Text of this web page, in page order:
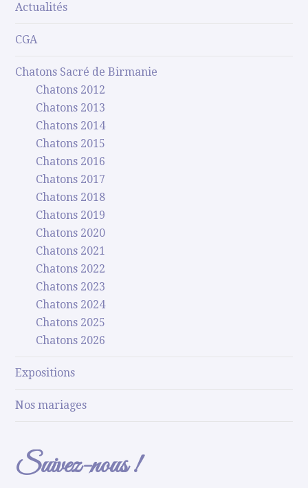
Actualités
CGA
Chatons Sacré de Birmanie
Chatons 2012
Chatons 2013
Chatons 2014
Chatons 2015
Chatons 2016
Chatons 2017
Chatons 2018
Chatons 2019
Chatons 2020
Chatons 2021
Chatons 2022
Chatons 2023
Chatons 2024
Chatons 2025
Chatons 2026
Expositions
Nos mariages
Suivez-nous !